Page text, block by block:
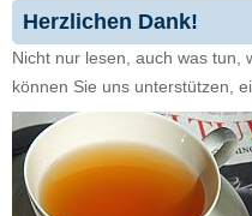
Herzlichen Dank!
Nicht nur lesen, auch was tun,
können Sie uns unterstützen,